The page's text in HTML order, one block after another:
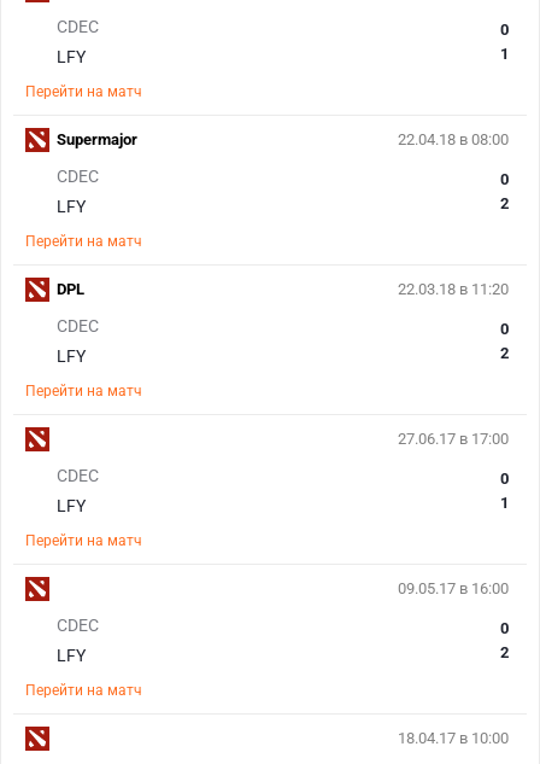
CDEC
LFY
0
1
Перейти на матч
22.04.18 в 08:00
CDEC
LFY
0
2
Перейти на матч
Supermajor
22.03.18 в 11:20
CDEC
LFY
0
2
Перейти на матч
DPL
27.06.17 в 17:00
CDEC
LFY
0
1
Перейти на матч
09.05.17 в 16:00
CDEC
LFY
0
2
Перейти на матч
18.04.17 в 10:00